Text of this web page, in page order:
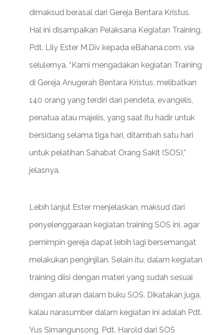
dimaksud berasal dari Gereja Bentara Kristus.
Hal ini disampaikan Pelaksana Kegiatan Training,
Pdt. Lily Ester M.Div kepada eBahana.com, via
selulernya. “Kami mengadakan kegiatan Training
di Gereja Anugerah Bentara Kristus, melibatkan
140 orang yang terdiri dari pendeta, evangelis,
penatua atau majelis, yang saat itu hadir untuk
bersidang selama tiga hari, ditambah satu hari
untuk pelatihan Sahabat Orang Sakit (SOS),”
jelasnya.
Lebih lanjut Ester menjelaskan, maksud dari
penyelenggaraan kegiatan training SOS ini, agar
pemimpin gereja dapat lebih lagi bersemangat
melakukan penginjilan. Selain itu, dalam kegiatan
training diisi dengan materi yang sudah sesuai
dengan aturan dalam buku SOS. Dikatakan juga,
kalau narasumber dalam kegiatan ini adalah Pdt.
Yus Simangunsong, Pdt. Harold dari SOS